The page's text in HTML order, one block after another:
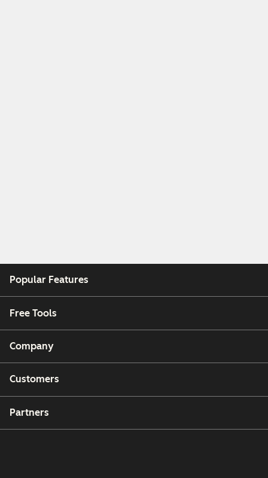
Popular Features
Free Tools
Company
Customers
Partners